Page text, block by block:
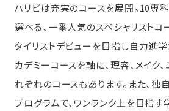
ハリビは充実のコースを展開。10専
選べる、一番人気のスペシャリストコ
タイリストデビューを目指し自力進
カデミーコースを軸に、理容、メイク
れぞれのコースもあります。また、独
プログラムで、ワンランク上を目指す